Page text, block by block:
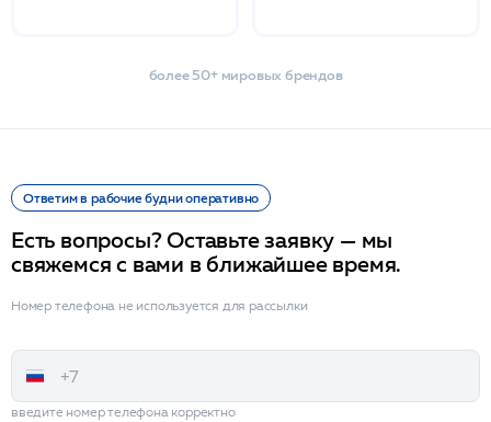
более 50+ мировых брендов
Ответим в рабочие будни оперативно
Есть вопросы? Оставьте заявку — мы
свяжемся с вами в ближайшее время.
Номер телефона не используется для рассылки
введите номер телефона корректно